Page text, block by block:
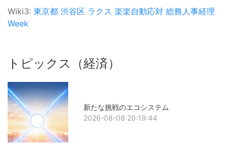
Wiki3: 東京都 渋谷区 ラクス 楽楽自動応対 総務人事経理
Week
トピックス（経済）
新たな挑戦のエコシステム
2026-08-08 20:19:44